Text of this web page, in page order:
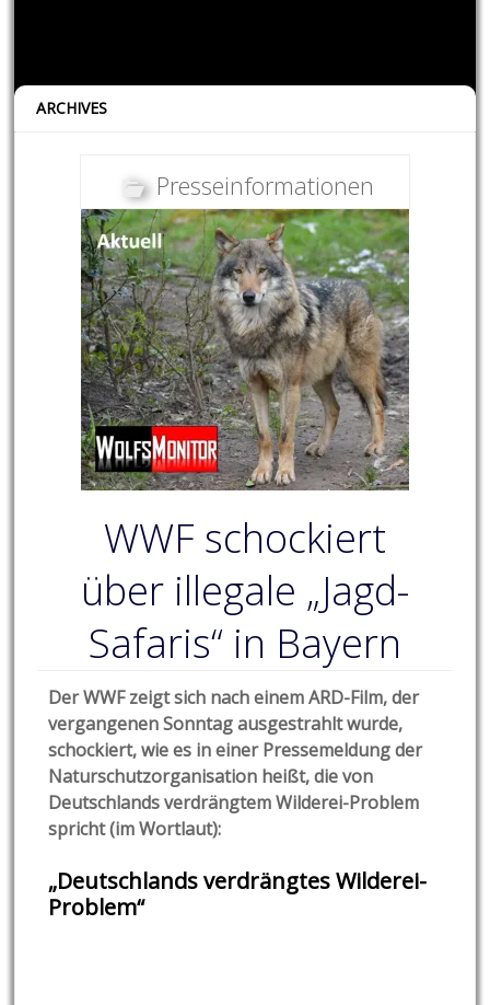
ARCHIVES
Presseinformationen
WWF schockiert
über illegale „Jagd-
Safaris“ in Bayern
Der WWF zeigt sich nach einem ARD-Film, der
vergangenen Sonntag ausgestrahlt wurde,
schockiert, wie es in einer Pressemeldung der
Naturschutzorganisation heißt, die von
Deutschlands verdrängtem Wilderei-Problem
spricht (im Wortlaut):
„Deutschlands verdrängtes Wilderei-
Problem“